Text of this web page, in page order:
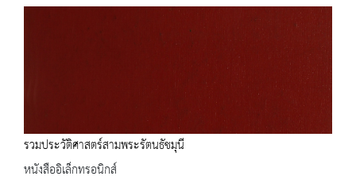
รวมประวัติศาสตร์สามพระรัตนธัชมุนี
หนังสืออิเล็กทรอนิกส์